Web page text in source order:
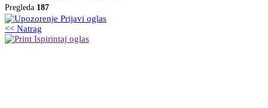
Pregleda 187
Prijavi oglas
<< Natrag
Ispirintaj oglas